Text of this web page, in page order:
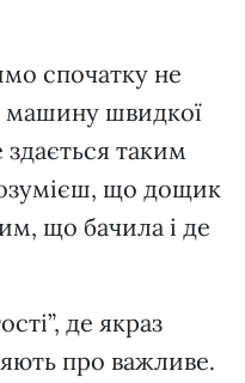
спочатку не
машину швидкої
таким
що дощик
що бачила і де
де якраз
про важливе.